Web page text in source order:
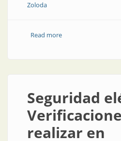
Zoloda
Read moreabout Protecciones
Seguridad
realizar en